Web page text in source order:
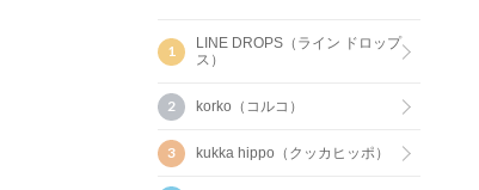
LINE DROPS（ライン ドロップ
ス）
korko（コルコ）
kukka hippo（クッカヒッポ）